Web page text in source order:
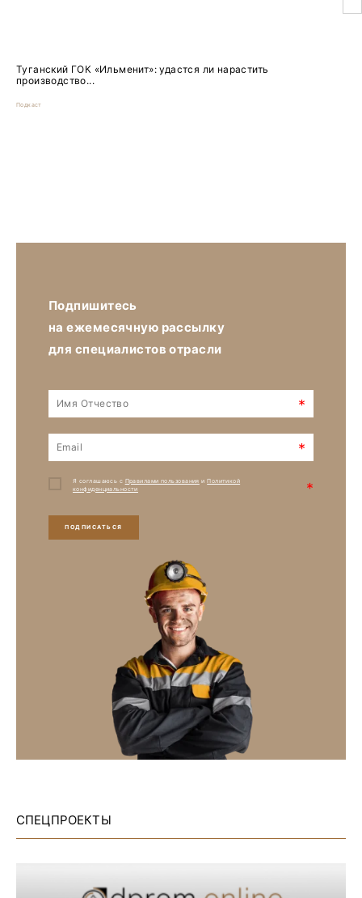
Туганский ГОК «Ильменит»: удастся ли нарастить
производство...
Подкаст
Подпишитесь
на ежемесячную рассылку
для специалистов отрасли
*
*
Я соглашаюсь с Правилами пользования иПолитикой
конфиденциальности
*
ПОДПИСАТЬСЯ
СПЕЦПРОЕКТЫ